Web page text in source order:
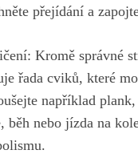
přejídání a
Kromě správné
řada cviků, které
například
běh nebo jízda na